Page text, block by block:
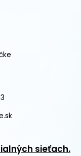
sieťach.